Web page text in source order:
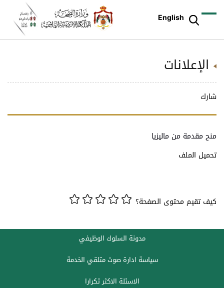
English
الإعلانات
شارك
منح مقدمة من ماليزيا
تحميل الملف
كيف تقيم محتوى الصفحة؟
مدونة السلوك الوظيفي
سياسة ادارة صوت متلقي الخدمة
الاسئلة الاكثر تكرارا